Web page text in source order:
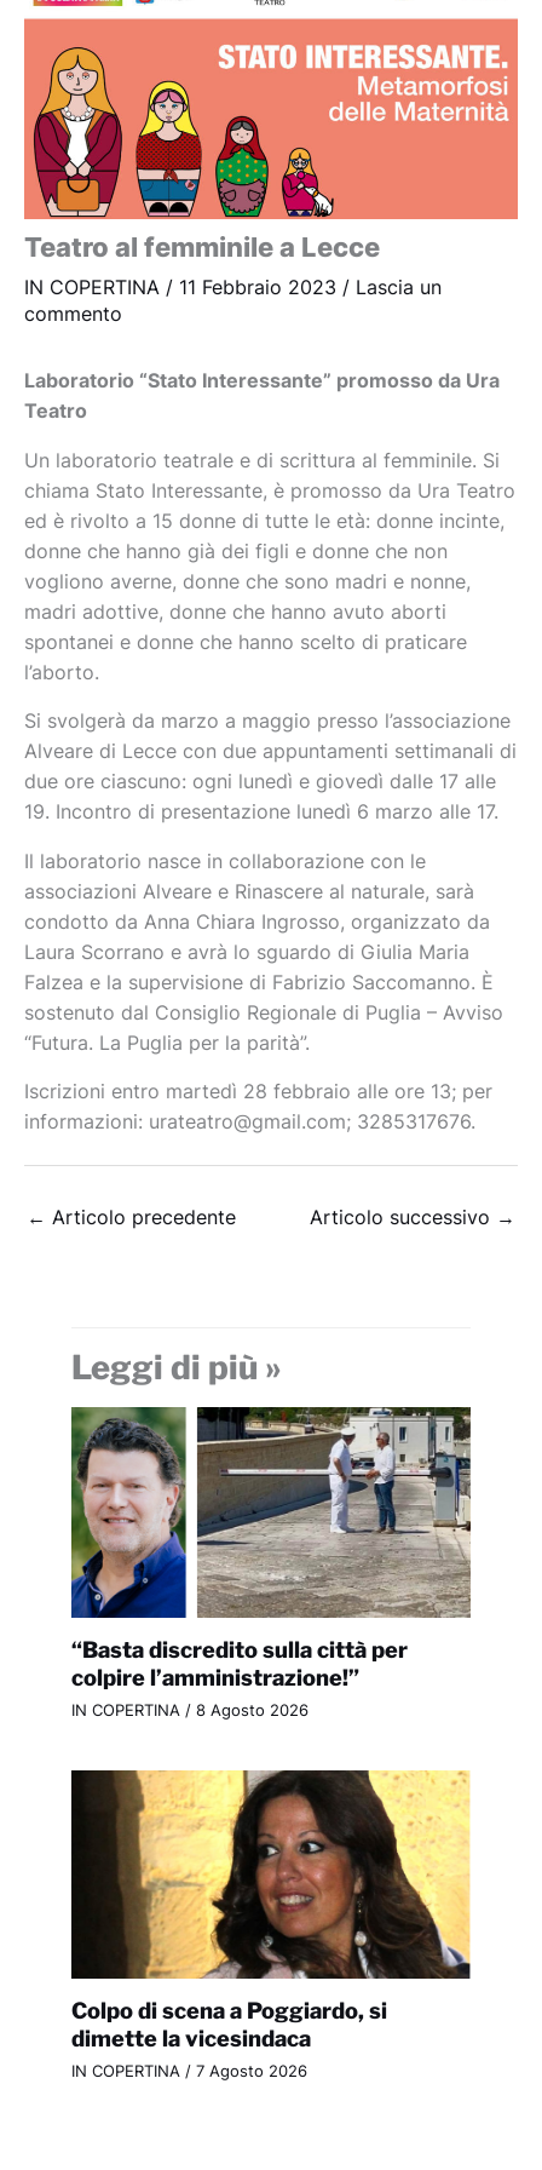
Teatro al femminile a Lecce
IN COPERTINA / 11 Febbraio 2023 / Lascia un
commento
Laboratorio “Stato Interessante” promosso da Ura
Teatro
Un laboratorio teatrale e di scrittura al femminile. Si
chiama Stato Interessante, è promosso da Ura Teatro
ed è rivolto a 15 donne di tutte le età: donne incinte,
donne che hanno già dei figli e donne che non
vogliono averne, donne che sono madri e nonne,
madri adottive, donne che hanno avuto aborti
spontanei e donne che hanno scelto di praticare
l’aborto.
Si svolgerà da marzo a maggio presso l’associazione
Alveare di Lecce con due appuntamenti settimanali di
due ore ciascuno: ogni lunedì e giovedì dalle 17 alle
19. Incontro di presentazione lunedì 6 marzo alle 17.
Il laboratorio nasce in collaborazione con le
associazioni Alveare e Rinascere al naturale, sarà
condotto da Anna Chiara Ingrosso, organizzato da
Laura Scorrano e avrà lo sguardo di Giulia Maria
Falzea e la supervisione di Fabrizio Saccomanno. È
sostenuto dal Consiglio Regionale di Puglia – Avviso
“Futura. La Puglia per la parità”.
Iscrizioni entro martedì 28 febbraio alle ore 13; per
informazioni: urateatro@gmail.com; 3285317676.
← Articolo precedente Articolo successivo →
Leggi di più »
“Basta discredito sulla città per
colpire l’amministrazione!”
IN COPERTINA / 8 Agosto 2026
Colpo di scena a Poggiardo, si
dimette la vicesindaca
IN COPERTINA / 7 Agosto 2026